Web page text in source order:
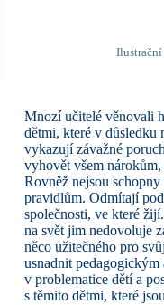
Ilustrační
Mnozí učitelé věnovali
dětmi, které v důsledku
vykazují závažné
vyhovět všem
Rovněž nejsou
pravidlům. Odmítají
společnosti, ve které
na svět jim nedovoluje
něco užitečného pro
usnadnit pedagogickým
v problematice dětí a
s těmito dětmi, které